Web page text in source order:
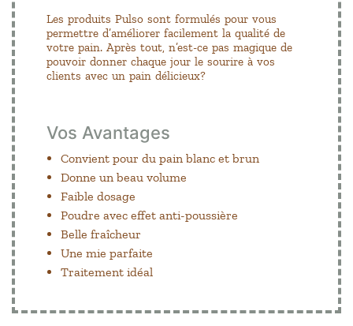
Les produits Pulso sont formulés pour vous
permettre d’améliorer facilement la qualité de
votre pain. Après tout, n’est-ce pas magique de
pouvoir donner chaque jour le sourire à vos
clients avec un pain délicieux?
Vos Avantages
Convient pour du pain blanc et brun
Donne un beau volume
Faible dosage
Poudre avec effet anti-poussière
Belle fraîcheur
Une mie parfaite
Traitement idéal